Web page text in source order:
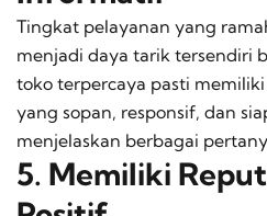
Tingkat pelayanan yang
menjadi daya tarik tersendiri
toko terpercaya pasti
yang sopan, responsif, dan
menjelaskan berbagai
5. Memiliki